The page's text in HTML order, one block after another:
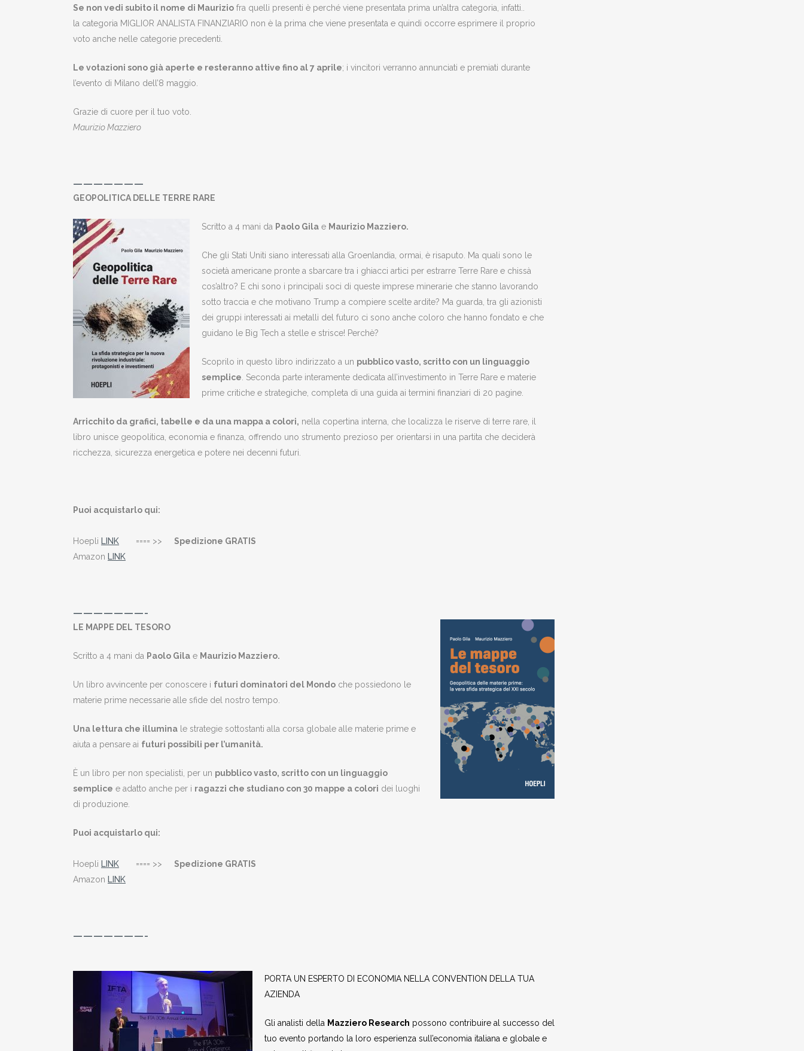
Se non vedi subito il nome di Maurizio fra quelli presenti è perché viene presentata prima un’altra categoria, infatti..
la categoria MIGLIOR ANALISTA FINANZIARIO non è la prima che viene presentata e quindi occorre esprimere il proprio
voto anche nelle categorie precedenti.
Le votazioni sono già aperte e resteranno attive fino al 7 aprile; i vincitori verranno annunciati e premiati durante
l’evento di Milano dell’8 maggio.
Grazie di cuore per il tuo voto.
Maurizio Mazziero
———————
GEOPOLITICA DELLE TERRE RARE
Scritto a 4 mani da Paolo Gila e Maurizio Mazziero.
Che gli Stati Uniti siano interessati alla Groenlandia, ormai, è risaputo. Ma quali sono le
società americane pronte a sbarcare tra i ghiacci artici per estrarre Terre Rare e chissà
cos’altro? E chi sono i principali soci di queste imprese minerarie che stanno lavorando
sotto traccia e che motivano Trump a compiere scelte ardite? Ma guarda, tra gli azionisti
dei gruppi interessati ai metalli del futuro ci sono anche coloro che hanno fondato e che
guidano le Big Tech a stelle e strisce! Perchè?
Scoprilo in questo libro indirizzato a un pubblico vasto, scritto con un linguaggio
semplice . Seconda parte interamente dedicata all’investimento in Terre Rare e materie
prime critiche e strategiche, completa di una guida ai termini finanziari di 20 pagine.
Arricchito da grafici, tabelle e da una mappa a colori, nella copertina interna, che localizza le riserve di terre rare, il
libro unisce geopolitica, economia e finanza, offrendo uno strumento prezioso per orientarsi in una partita che deciderà
ricchezza, sicurezza energetica e potere nei decenni futuri.
Puoi acquistarlo qui:
Hoepli LINK ==== >> Spedizione GRATIS
Amazon LINK
———————-
LE MAPPE DEL TESORO
Scritto a 4 mani da Paolo Gila e Maurizio Mazziero.
Un libro avvincente per conoscere i futuri dominatori del Mondo che possiedono le
materie prime necessarie alle sfide del nostro tempo.
Una lettura che illumina le strategie sottostanti alla corsa globale alle materie prime e
aiuta a pensare ai futuri possibili per l’umanità.
È un libro per non specialisti, per un pubblico vasto, scritto con un linguaggio
semplice e adatto anche per i ragazzi che studiano con 30 mappe a colori dei luoghi
di produzione.
Puoi acquistarlo qui:
Hoepli LINK ==== >> Spedizione GRATIS
Amazon LINK
———————-
PORTA UN ESPERTO DI ECONOMIA NELLA CONVENTION DELLA TUA
AZIENDA
Gli analisti della Mazziero Research possono contribuire al successo del
tuo evento portando la loro esperienza sull’economia italiana e globale e